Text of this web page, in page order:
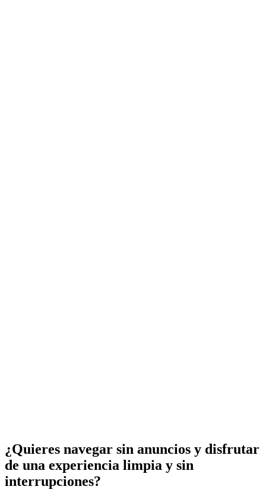
¿Quieres navegar sin anuncios y disfrutar
de una experiencia limpia y sin
interrupciones?